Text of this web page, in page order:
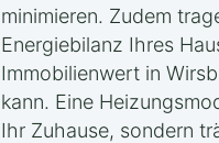
minimieren. Zudem
Energiebilanz Ihres
Immobilienwert in
kann. Eine
Ihr Zuhause, sondern